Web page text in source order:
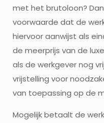
met het brutoloon?
voorwaarde dat de
hiervoor aanwijst als
de meerprijs van de
als de werkgever nog
vrijstelling voor
van toepassing op de
Mogelijk betaalt de